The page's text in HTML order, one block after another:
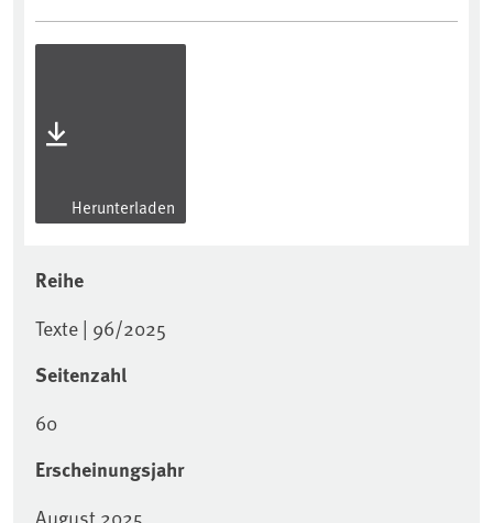
Herunterladen
Reihe
Texte | 96/2025
Seitenzahl
60
Erscheinungsjahr
August 2025